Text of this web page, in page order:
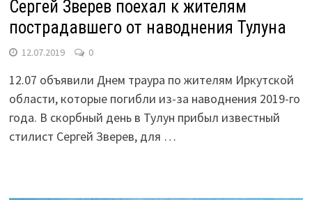
Сергей Зверев поехал к жителям
пострадавшего от наводнения Тулуна
12.07.2019 0
12.07 объявили Днем траура по жителям Иркутской
области, которые погибли из-за наводнения 2019-го
года. В скорбный день в Тулун прибыл известный
стилист Сергей Зверев, для …